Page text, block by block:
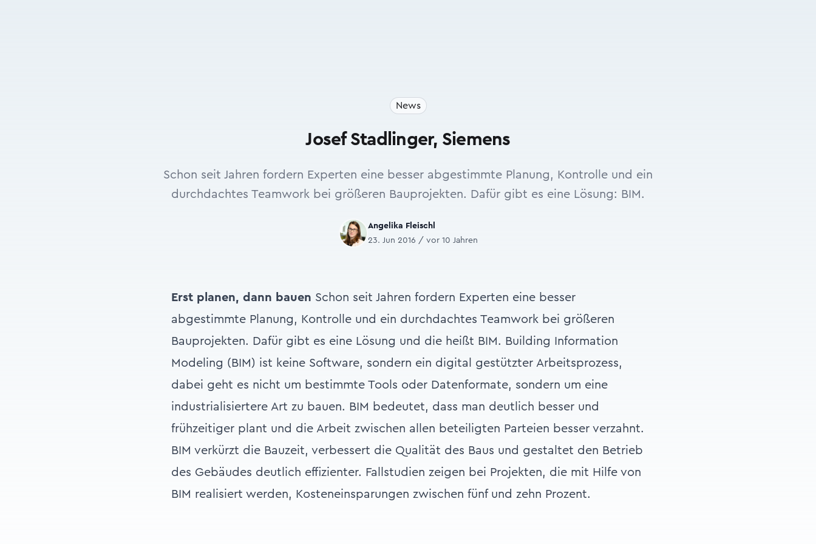
News
Josef Stadlinger, Siemens
Schon seit Jahren fordern Experten eine besser abgestimmte Planung, Kontrolle und ein
durchdachtes Teamwork bei größeren Bauprojekten. Dafür gibt es eine Lösung: BIM.
Angelika Fleischl
23. Jun 2016 / vor 10 Jahren
Erst planen, dann bauen Schon seit Jahren fordern Experten eine besser
abgestimmte Planung, Kontrolle und ein durchdachtes Teamwork bei größeren
Bauprojekten. Dafür gibt es eine Lösung und die heißt BIM. Building Information
Modeling (BIM) ist keine Software, sondern ein digital gestützter Arbeitsprozess,
dabei geht es nicht um bestimmte Tools oder Datenformate, sondern um eine
industrialisiertere Art zu bauen. BIM bedeutet, dass man deutlich besser und
frühzeitiger plant und die Arbeit zwischen allen beteiligten Parteien besser verzahnt.
BIM verkürzt die Bauzeit, verbessert die Qualität des Baus und gestaltet den Betrieb
des Gebäudes deutlich effizienter. Fallstudien zeigen bei Projekten, die mit Hilfe von
BIM realisiert werden, Kosteneinsparungen zwischen fünf und zehn Prozent.